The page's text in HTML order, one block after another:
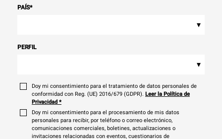
PAÍS*
▾
PERFIL
▾
Doy mi consentimiento para el tratamiento de datos personales de
conformidad con Reg. (UE) 2016/679 (GDPR). Leer la Política de
Privacidad *
Doy mi consentimiento para el procesamiento de mis datos
personales para recibir, por teléfono o correo electrónico,
comunicaciones comerciales, boletines, actualizaciones o
invitaciones relacionadas con eventos, cuestionarios de